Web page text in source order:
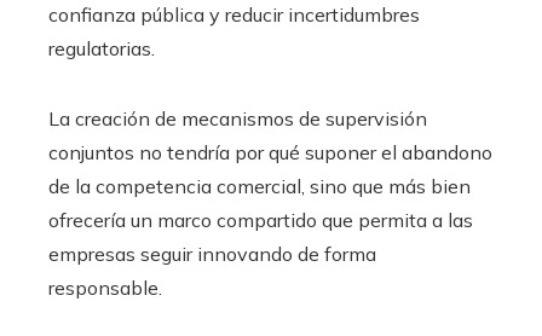
confianza pública y reducir incertidumbres
regulatorias.
La creación de mecanismos de supervisión
conjuntos no tendría por qué suponer el abandono
de la competencia comercial, sino que más bien
ofrecería un marco compartido que permita a las
empresas seguir innovando de forma
responsable.